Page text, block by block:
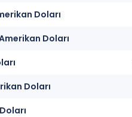
Doları
Doları
Doları